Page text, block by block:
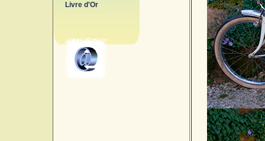
Livre d'Or